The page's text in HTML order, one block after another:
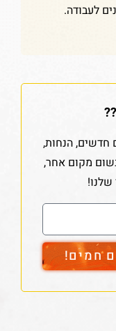
לעבודה.
חדשים, הנחות,
מקום אחר,
שלנו!
חמים!